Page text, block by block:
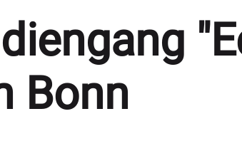
Bonn